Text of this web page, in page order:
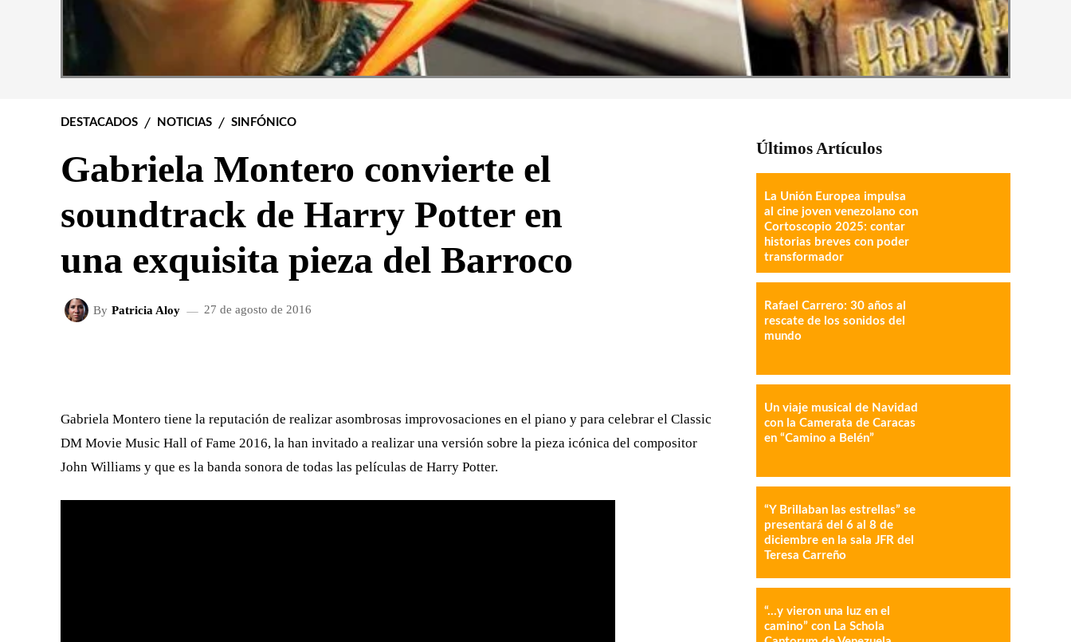
DESTACADOS NOTICIAS SINFÓNICO
Gabriela Montero convierte el
soundtrack de Harry Potter en
una exquisita pieza del Barroco
By Patricia Aloy 27 de agosto de 2016
Gabriela Montero tiene la reputación de realizar asombrosas improvosaciones en el piano y para celebrar el Classic
DM Movie Music Hall of Fame 2016, la han invitado a realizar una versión sobre la pieza icónica del compositor
John Williams y que es la banda sonora de todas las películas de Harry Potter.
Últimos Artículos
La Unión Europea impulsa
al cine joven venezolano con
Cortoscopio 2025: contar
historias breves con poder
transformador
Rafael Carrero: 30 años al
rescate de los sonidos del
mundo
Un viaje musical de Navidad
con la Camerata de Caracas
en “Camino a Belén”
“Y Brillaban las estrellas” se
presentará del 6 al 8 de
diciembre en la sala JFR del
Teresa Carreño
“…y vieron una luz en el
camino” con La Schola